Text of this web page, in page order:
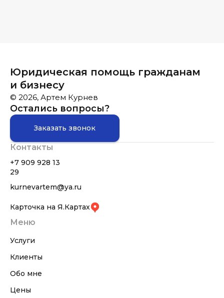
Юридическая помощь гражданам
и бизнесу
© 2026, Артем Курнев
Остались вопросы?
Заказать звонок
Контакты
+7 909 928 13
29
kurnevartem@ya.ru
Карточка на Я.Картах
Меню
Услуги
Клиенты
Обо мне
Цены